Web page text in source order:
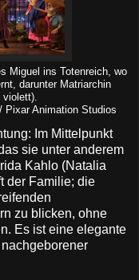
Miguel ins Totenreich, wo
darunter Matriarchin
Animation Studios
Im Mittelpunkt
sie unter anderem
Kahlo (Natalia
der Familie; die
zu blicken, ohne
Es ist eine elegante